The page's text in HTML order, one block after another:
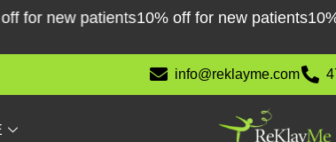
new patients10% off for new patients10%
info@reklayme.com